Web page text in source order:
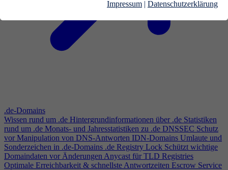
Impressum | Datenschutzerklärung
.de-Domains
Wissen rund um .de Hintergrundinformationen über .de Statistiken
rund um .de Monats- und Jahresstatistiken zu .de DNSSEC Schutz
vor Manipulation von DNS-Antworten IDN-Domains Umlaute und
Sonderzeichen in .de-Domains .de Registry Lock Schützt wichtige
Domaindaten vor ÄnderungenAnycast für TLD Registries
Optimale Erreichbarkeit & schnellste Antwortzeiten Escrow Service